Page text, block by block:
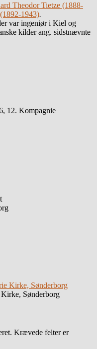
Theodor Tietze (1888-
1943).
var ingeniør i Kiel og
kilder ang. sidstnævnte
12. Kompagnie
Sønderborg
Krævede felter er